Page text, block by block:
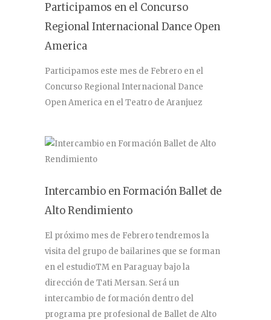
Participamos en el Concurso
Regional Internacional Dance Open
America
Participamos este mes de Febrero en el
Concurso Regional Internacional Dance
Open America en el Teatro de Aranjuez
Intercambio en Formación Ballet de
Alto Rendimiento
El próximo mes de Febrero tendremos la
visita del grupo de bailarines que se forman
en el estudioTM en Paraguay bajo la
dirección de Tati Mersan. Será un
intercambio de formación dentro del
programa pre profesional de Ballet de Alto